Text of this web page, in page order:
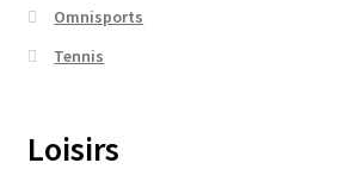
Omnisports
Tennis
Loisirs